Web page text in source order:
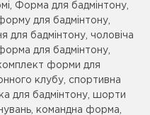
Форма для бадмінтону,
для бадмінтону,
для бадмінтону, чоловіча
для бадмінтону,
форми для
клубу, спортивна
для бадмінтону, шорти
командна форма,